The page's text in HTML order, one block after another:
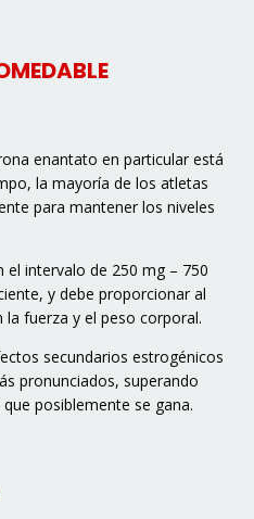
enantato en particular está
la mayoría de los atletas
para mantener los niveles
el intervalo de 250 mg – 750
y debe proporcionar al
la fuerza y el peso corporal.
secundarios estrogénicos
pronunciados, superando
posiblemente se gana.